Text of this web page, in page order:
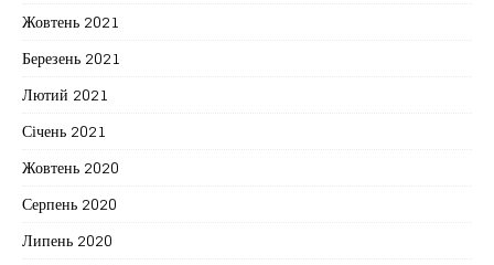
Жовтень 2021
Березень 2021
Лютий 2021
Січень 2021
Жовтень 2020
Серпень 2020
Липень 2020